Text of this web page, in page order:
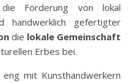
Förderung von lokal
handwerklich gefertigter
die lokale Gemeinschaft
Erbes bei.
eng mit Kunsthandwerkern